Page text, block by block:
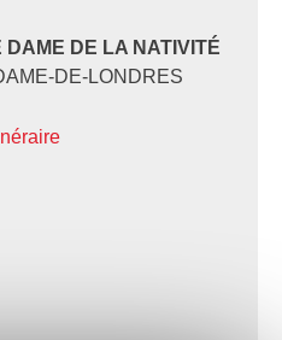
DAME DE LA NATIVITÉ
DE-LONDRES